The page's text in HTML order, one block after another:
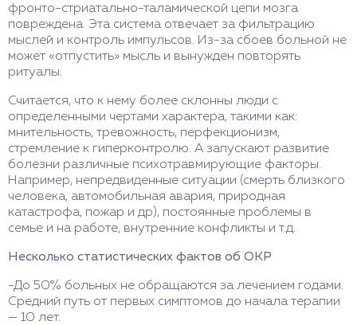
фронто-стриатально-таламической цепи мозга
повреждена. Эта система отвечает за фильтрацию
мыслей и контроль импульсов. Из-за сбоев больной не
может «отпустить» мысль и вынужден повторять
ритуалы.
Считается, что к нему более склонны люди с
определенными чертами характера, такими как:
мнительность, тревожность, перфекционизм,
стремление к гиперконтролю. А запускают развитие
болезни различные психотравмирующие факторы.
Например, непредвиденные ситуации (смерть близкого
человека, автомобильная авария, природная
катастрофа, пожар и др), постоянные проблемы в
семье и на работе, внутренние конфликты и т.д.
Несколько статистических фактов об ОКР
-До 50% больных не обращаются за лечением годами.
Средний путь от первых симптомов до начала терапии
— 10 лет.